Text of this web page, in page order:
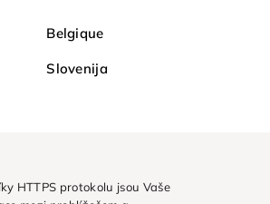
Belgique
Slovenija
HTTPS protokolu jsou Vaše